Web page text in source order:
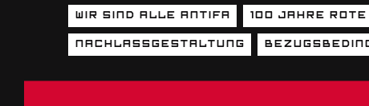
UNTERSEITEN
Wir sind alle Antifa 100 Jahre
Nachlassgestaltung